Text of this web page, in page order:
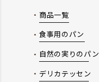
商品一覧
食事用のパン
自然の実りのパン
デリカテッセン